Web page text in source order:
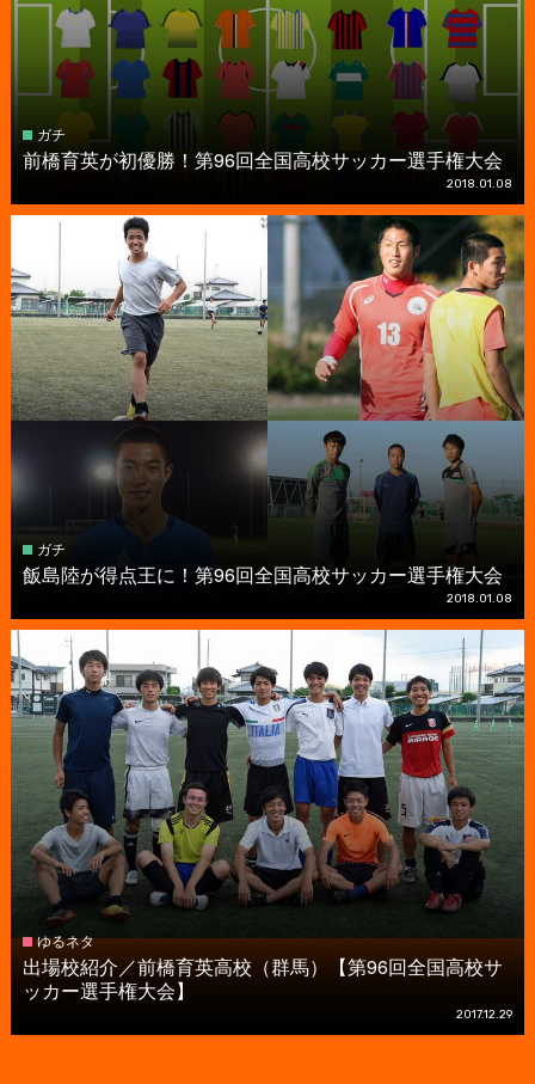
ガチ
前橋育英が初優勝！第96回全国高校サッカー選手権大会
2018.01.08
ガチ
飯島陸が得点王に！第96回全国高校サッカー選手権大会
2018.01.08
ゆるネタ
出場校紹介／前橋育英高校（群馬）【第96回全国高校サ
ッカー選手権大会】
2017.12.29